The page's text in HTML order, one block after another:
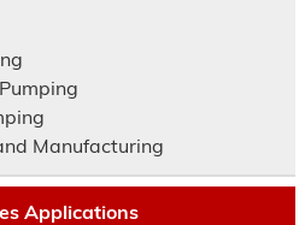
Manufacturing
Applications